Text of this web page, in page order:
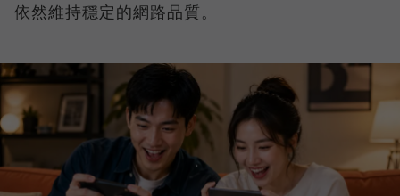
依然維持穩定的網路品質。